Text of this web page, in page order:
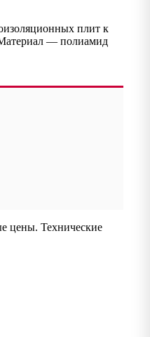
плит к
Материал — полиамид
цены. Технические